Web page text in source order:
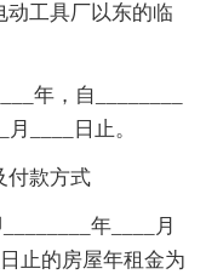
动工具厂以东的临
年，自________
____日止。
款方式
年____月
止的房屋年租金为